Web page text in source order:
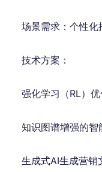
场景需求：个性化
技术方案：
强化学习（RL）
知识图谱增强的智
生成式AI生成营销